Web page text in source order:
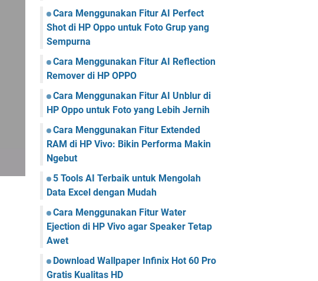
Cara Menggunakan Fitur AI Perfect
Shot di HP Oppo untuk Foto Grup yang
Sempurna
Cara Menggunakan Fitur AI Reflection
Remover di HP OPPO
Cara Menggunakan Fitur AI Unblur di
HP Oppo untuk Foto yang Lebih Jernih
Cara Menggunakan Fitur Extended
RAM di HP Vivo: Bikin Performa Makin
Ngebut
5 Tools AI Terbaik untuk Mengolah
Data Excel dengan Mudah
Cara Menggunakan Fitur Water
Ejection di HP Vivo agar Speaker Tetap
Awet
Download Wallpaper Infinix Hot 60 Pro
Gratis Kualitas HD